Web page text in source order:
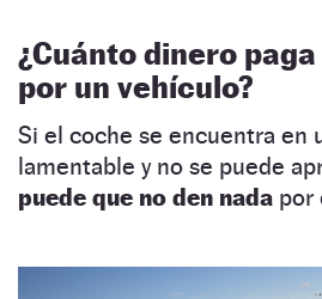
¿Cuánto dinero
por un vehículo?
Si el coche se encuentra en
lamentable y no se puede
puede que no den nada por